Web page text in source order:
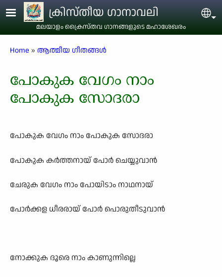
Skip to main contentക്രിസ്തീയ ഗാനാവലി
മലയാളം ക്രൈസ്തവ ഗാനങ്ങളുടെ മഹാശേഖരം
Breadcrumb
Home ആത്മീയ ഗീതങ്ങൾ
പോകുക വേഗം നാം
പോകുക സോദരാ
പോകുക വേഗം നാം പോകുക സോദരാ
പോകുക കർത്തനായ് പോർ ചെയ്യുവാൻ
ചേരുക വേഗം നാം പോയിടാം നാഥനായ്
പോർക്കള ധീരരായ് പോർ പൊരുതീടുവാൻ
നോക്കുക ദൂരെ നാം കാണുന്നില്ലെ